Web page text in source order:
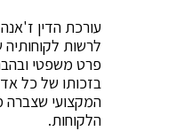
עורכת הדין
לרשות
פרט משפטי
בזכותו של כל
המקצועי שצברה
הלקוחות.